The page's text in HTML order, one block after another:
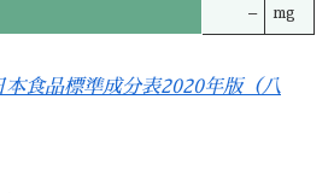
– mg
食品標準成分表2020年版（八